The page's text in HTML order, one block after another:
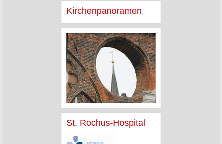
Kirchenpanoramen
St. Rochus-Hospital